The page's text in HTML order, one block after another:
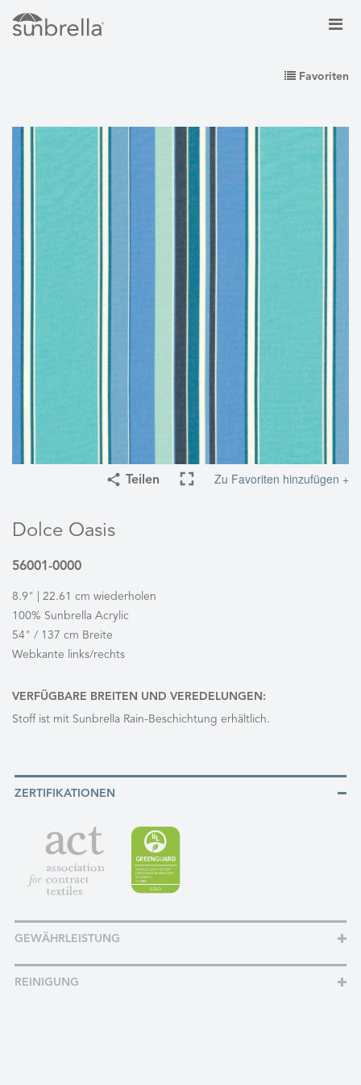
Favoriten
Teilen Zu Favoriten hinzufügen +
Dolce Oasis
56001-0000
8.9" | 22.61 cm wiederholen
100% Sunbrella Acrylic
54" / 137 cm Breite
Webkante links/rechts
VERFÜGBARE BREITEN UND VEREDELUNGEN:
Stoff ist mit Sunbrella Rain-Beschichtung erhältlich.
ZERTIFIKATIONEN
GEWÄHRLEISTUNG
REINIGUNG